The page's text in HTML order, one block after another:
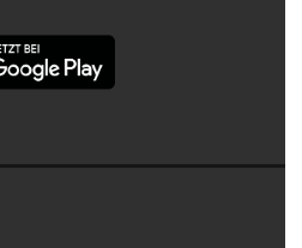
App Store
Salzburg im Google Play